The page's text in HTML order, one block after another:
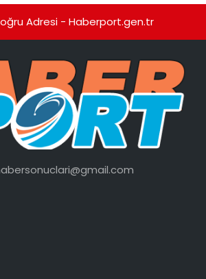
Adresi - Haberport.gen.tr